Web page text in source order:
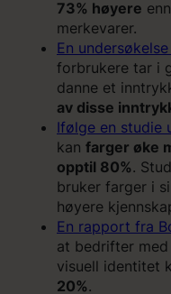
73% høyere
merkevarer.
En
forbrukere tar i
danne et
av disse
Ifølge en studie
kan farger øke
opptil 80%.
bruker farger i
høyere
En rapport fra
at bedrifter
visuell identitet
20%.